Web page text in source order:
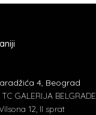
4, Beograd
GALERIJA BELGRADE
12, II sprat